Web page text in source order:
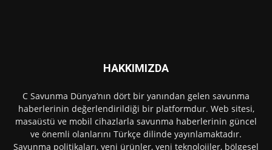
HAKKIMIZDA
C Savunma Dünya’nın dört bir yanından gelen savunma
haberlerinin değerlendirildiği bir platformdur. Web sitesi,
masaüstü ve mobil cihazlarla savunma haberlerinin güncel
ve önemli olanlarını Türkçe dilinde yayınlamaktadır.
Savunma politikaları, yeni ürünler, yeni teknolojiler, bölgesel